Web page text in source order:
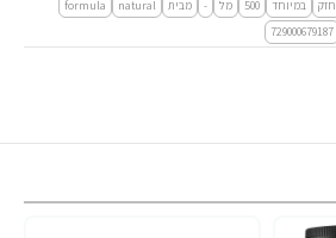
חזק במיוחד 500 מל - מבית natural
formula
729000679187